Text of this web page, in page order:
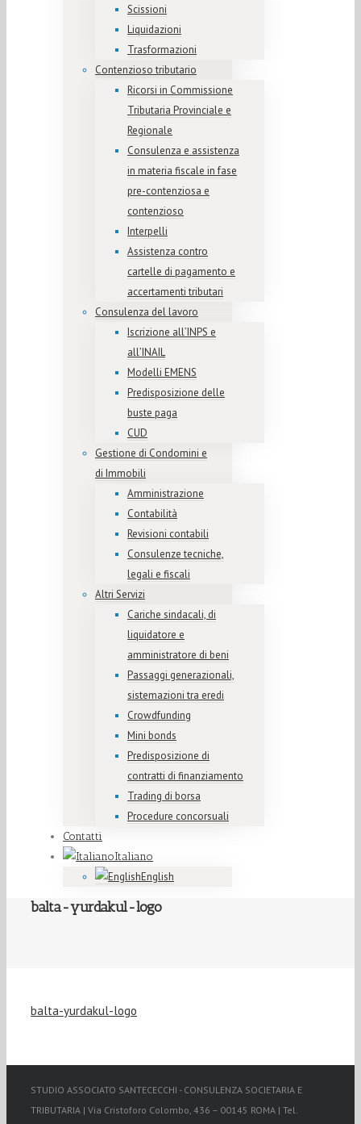
Scissioni
Liquidazioni
Trasformazioni
Contenzioso tributario
Ricorsi in Commissione
Tributaria Provinciale e
Regionale
Consulenza e assistenza
in materia fiscale in fase
pre-contenziosa e
contenzioso
Interpelli
Assistenza contro
cartelle di pagamento e
accertamenti tributari
Consulenza del lavoro
Iscrizione all’INPS e
all’INAIL
Modelli EMENS
Predisposizione delle
buste paga
CUD
Gestione di Condomini e
di Immobili
Amministrazione
Contabilità
Revisioni contabili
Consulenze tecniche,
legali e fiscali
Altri Servizi
Cariche sindacali, di
liquidatore e
amministratore di beni
Passaggi generazionali,
sistemazioni tra eredi
Crowdfunding
Mini bonds
Predisposizione di
contratti di finanziamento
Trading di borsa
Procedure concorsuali
Contatti
Italiano
English
balta-yurdakul-logo
balta-yurdakul-logo
STUDIO ASSOCIATO SANTECECCHI - CONSULENZA SOCIETARIA E
TRIBUTARIA | Via Cristoforo Colombo, 436 – 00145 ROMA | Tel.